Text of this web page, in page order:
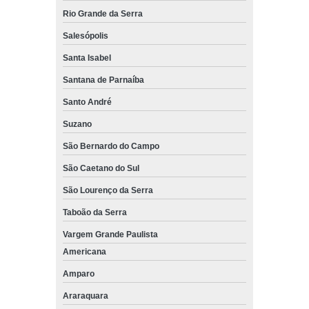
peças para empilhadeiras skam usadas preço ABC
peças para empilhadeira skam epp Guararema
peças para empilhadeira skam epp Itupeva
peças para empilhadeira trilateral skam preço Alphaville
dos Campos
peças para empilhadeiras skam usadas Cotia
peças para empilhadeira skam epr 2000 preço Itapevi
peça para empilhadeiras skam usadas Jandira
Rio Grande da Serra
Salesópolis
Santa Isabel
Santana de Parnaíba
Santo André
Suzano
São Bernardo do Campo
São Caetano do Sul
São Lourenço da Serra
Taboão da Serra
Vargem Grande Paulista
Americana
Amparo
Araraquara